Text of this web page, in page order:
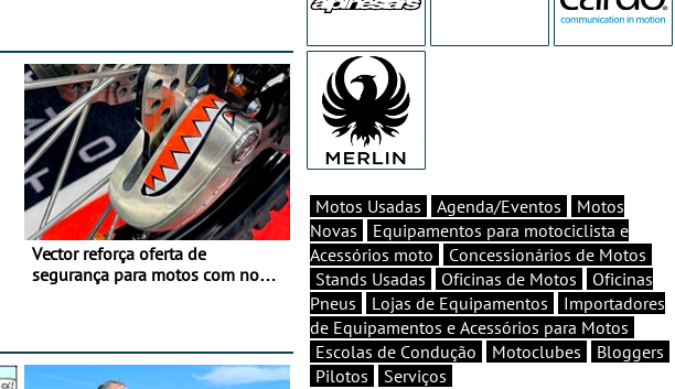
Vector reforça oferta de
segurança para motos com nova
Motos Usadas Agenda/Eventos
Motos
Novas
Equipamentos para motociclista e
Acessórios moto
Concessionários de Motos
Stands Usadas
Oficinas de Motos
Oficinas
Pneus
Lojas de Equipamentos
Importadores
de Equipamentos e Acessórios para Motos
Escolas de Condução
Motoclubes
Bloggers
Pilotos
Serviços